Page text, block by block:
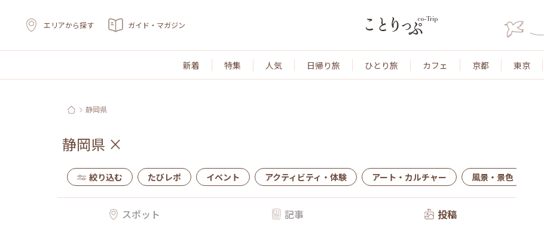
エリアから探す ガイド・マガジン
新着 特集 人気 日帰り旅 ひとり旅 カフェ 京都 東京
静岡県
静岡県 ×
絞り込む たびレポ イベント アクティビティ・体験 アート・カルチャー 風景・景色
スポット 記事 投稿